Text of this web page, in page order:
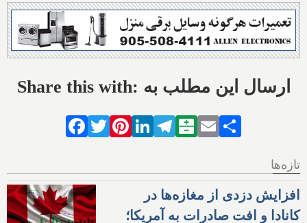
Share this with: ارسال این مطلب به
Facebook
TwitterPinterestLinkedIn
Telegram
Balatarin
Email
تازه‌ها
افزایش دزدی از مغازه‌ها در
کانادا و افت صادرات به آمریکا؛